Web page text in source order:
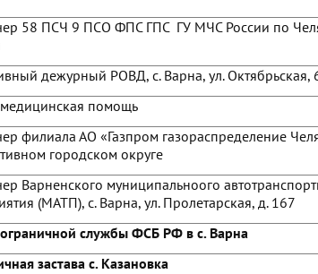
58 ПСЧ 9 ПСО ФПС ГПС ГУ МЧС России по
дежурный РОВД, с. Варна, ул. Октябрьская,
помощь
филиала АО «Газпром газораспределение
городском округе
Варненского муниципальноого
(МАТП), с. Варна, ул. Пролетарская, д. 167
службы ФСБ РФ в с. Варна
застава с. Казановка